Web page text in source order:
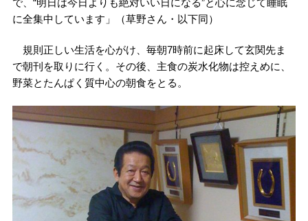
に全集中しています」（草野さん・以下同）
規則正しい生活を心がけ、毎朝7時前に起床して玄関先ま
で朝刊を取りに行く。その後、主食の炭水化物は控えめに、
野菜とたんぱく質中心の朝食をとる。